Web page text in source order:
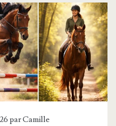
parCamille